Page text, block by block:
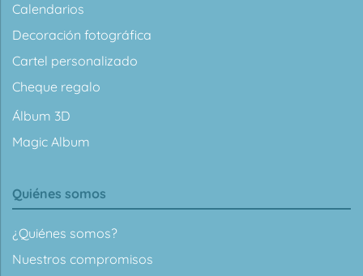
Calendarios
Decoración fotográfica
Cartel personalizado
Cheque regalo
Álbum 3D
Magic Album
Quiénes somos
¿Quiénes somos?
Nuestros compromisos